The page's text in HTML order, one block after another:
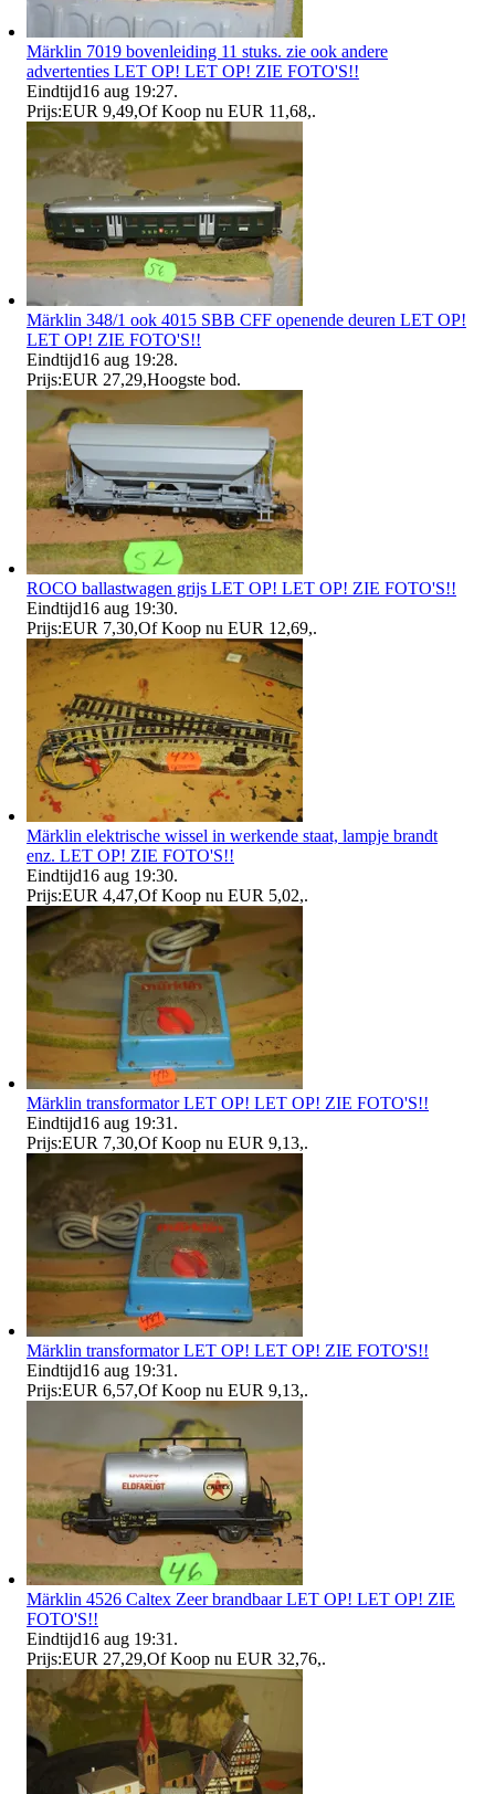
Märklin 7019 bovenleiding 11 stuks. zie ook andere
advertenties LET OP! LET OP! ZIE FOTO'S!!
Eindtijd16 aug 19:27.
Prijs:EUR 9,49,Of Koop nu EUR 11,68,.
Märklin 348/1 ook 4015 SBB CFF openende deuren LET OP!
LET OP! ZIE FOTO'S!!
Eindtijd16 aug 19:28.
Prijs:EUR 27,29,Hoogste bod.
ROCO ballastwagen grijs LET OP! LET OP! ZIE FOTO'S!!
Eindtijd16 aug 19:30.
Prijs:EUR 7,30,Of Koop nu EUR 12,69,.
Märklin elektrische wissel in werkende staat, lampje brandt
enz. LET OP! ZIE FOTO'S!!
Eindtijd16 aug 19:30.
Prijs:EUR 4,47,Of Koop nu EUR 5,02,.
Märklin transformator LET OP! LET OP! ZIE FOTO'S!!
Eindtijd16 aug 19:31 .
Prijs:EUR 7,30,Of Koop nu EUR 9,13,.
Märklin transformator LET OP! LET OP! ZIE FOTO'S!!
Eindtijd16 aug 19:31 .
Prijs:EUR 6,57,Of Koop nu EUR 9,13,.
Märklin 4526 Caltex Zeer brandbaar LET OP! LET OP! ZIE
FOTO'S!!
Eindtijd16 aug 19:31 .
Prijs:EUR 27,29,Of Koop nu EUR 32,76,.